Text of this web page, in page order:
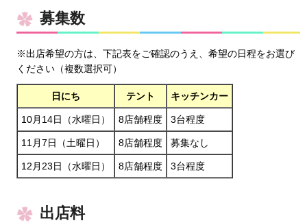
募集数
※出店希望の方は、下記表をご確認のうえ、希望の日程をお選び
ください（複数選択可）
日にち テント キッチンカー
10月14日（水曜日） 8店舗程度 3台程度
11月7日（土曜日） 8店舗程度 募集なし
12月23日（水曜日） 8店舗程度 3台程度
出店料